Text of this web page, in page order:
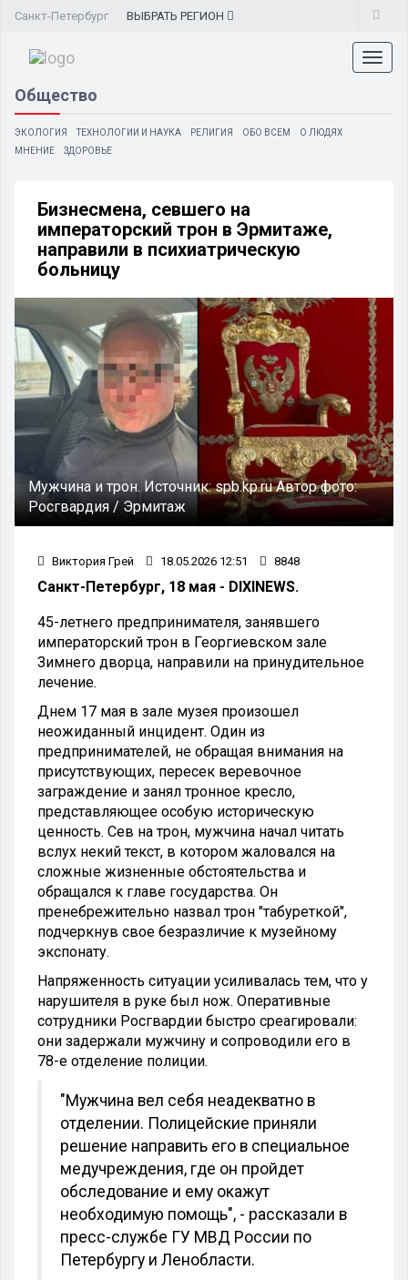
Санкт-Петербург ВЫБРАТЬ РЕГИОН
Общество
ЭКОЛОГИЯ ТЕХНОЛОГИИ И НАУКА РЕЛИГИЯ ОБО ВСЕМ
О ЛЮДЯХ
МНЕНИЕ
ЗДОРОВЬЕ
Бизнесмена, севшего на
императорский трон в Эрмитаже,
направили в психиатрическую
больницу
Мужчина и трон.Источник:spb.kp.ruАвтор фото:
Росгвардия / Эрмитаж
Виктория Грей 18.05.2026 12:51 8848
Санкт-Петербург, 18 мая - DIXINEWS.
45-летнего предпринимателя, занявшего
императорский трон в Георгиевском зале
Зимнего дворца, направили на принудительное
лечение.
Днем 17 мая в зале музея произошел
неожиданный инцидент. Один из
предпринимателей, не обращая внимания на
присутствующих, пересек веревочное
заграждение и занял тронное кресло,
представляющее особую историческую
ценность. Сев на трон, мужчина начал читать
вслух некий текст, в котором жаловался на
сложные жизненные обстоятельства и
обращался к главе государства. Он
пренебрежительно назвал трон "табуреткой",
подчеркнув свое безразличие к музейному
экспонату.
Напряженность ситуации усиливалась тем, что у
нарушителя в руке был нож. Оперативные
сотрудники Росгвардии быстро среагировали:
они задержали мужчину и сопроводили его в
78-е отделение полиции.
"Мужчина вел себя неадекватно в
отделении. Полицейские приняли
решение направить его в специальное
медучреждения, где он пройдет
обследование и ему окажут
необходимую помощь", - рассказали в
пресс-службе ГУ МВД России по
Петербургу и Ленобласти.